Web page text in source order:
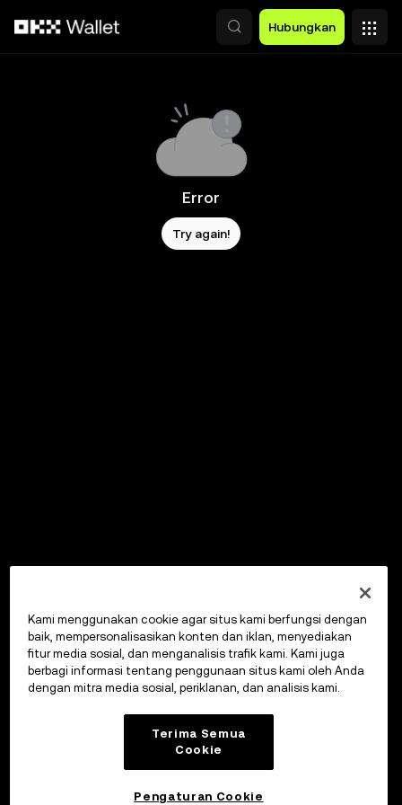
Hubungkan
Error
Try again!
Kami menggunakan cookie agar situs kami berfungsi dengan
baik, mempersonalisasikan konten dan iklan, menyediakan
fitur media sosial, dan menganalisis trafik kami. Kami juga
berbagi informasi tentang penggunaan situs kami oleh Anda
dengan mitra media sosial, periklanan, dan analisis kami.
Terima Semua
Cookie
Pengaturan Cookie